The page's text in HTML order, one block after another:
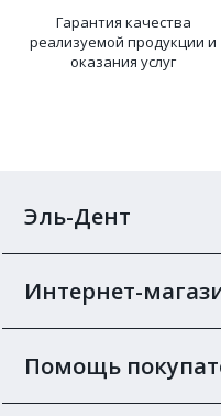
Гарантия качества
реализуемой продукции и
оказания услуг
Эль-Дент
Интернет-
Помощь